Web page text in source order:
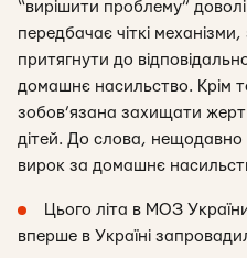
“вирішити проблему”
передбачає чіткі
притягнути до
домашнє насильство. Крім
зобов’язана захищати
дітей. До слова,
вирок за домашнє
Цього літа в МОЗ
вперше в Україні